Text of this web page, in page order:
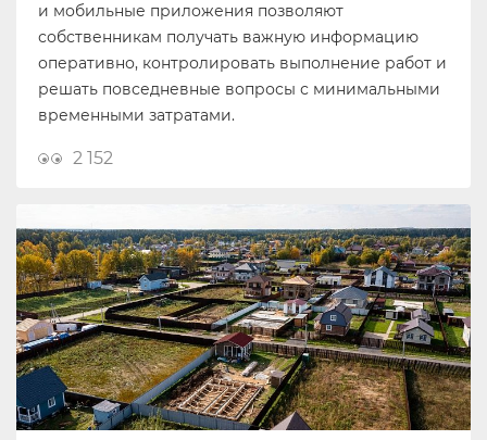
и мобильные приложения позволяют
собственникам получать важную информацию
оперативно, контролировать выполнение работ и
решать повседневные вопросы с минимальными
временными затратами.
2 152